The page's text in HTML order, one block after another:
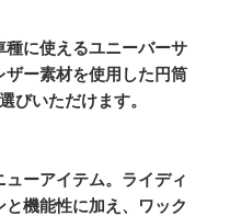
に使えるユニーバーサ
ー素材を使用した円筒
びいただけます。
ーアイテム。ライディ
機能性に加え、ワック